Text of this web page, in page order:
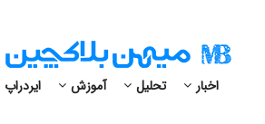
اخبار تحلیل آموزش ایردراپ